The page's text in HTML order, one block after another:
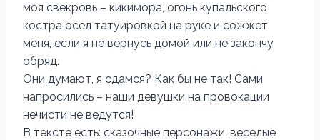
моя свекровь – кикимора, огонь купальского
костра осел татуировкой на руке и сожжет
меня, если я не вернусь домой или не закончу
обряд.
Они думают, я сдамся? Как бы не так! Сами
напросились – наши девушки на провокации
нечисти не ведутся!
В тексте есть: сказочные персонажи, веселые